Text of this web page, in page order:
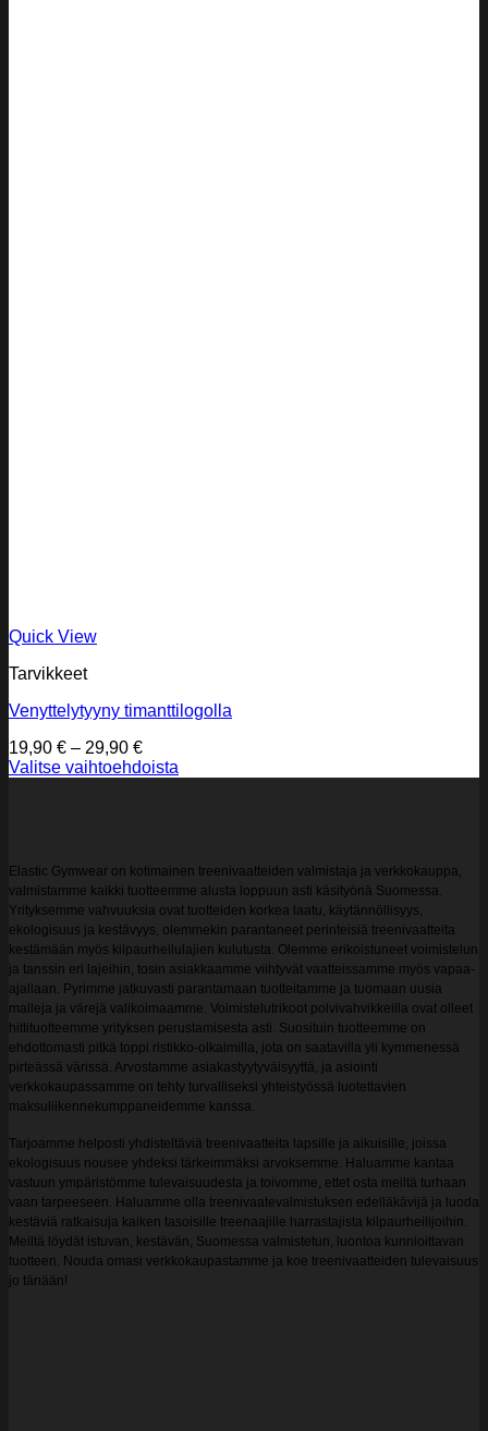
Quick View
Tarvikkeet
Venyttelytyyny timanttilogolla
19,90 € – 29,90 €Hintaluokka:
19,90 €
Valitse vaihtoehdoista
muunnelma.
Voit
tehdä
valinnat
tuotteen
sivulla.
Elastic Gymwear on kotimainen treenivaatteiden valmistaja ja verkkokauppa,
valmistamme kaikki tuotteemme alusta loppuun asti käsityönä Suomessa.
Yrityksemme vahvuuksia ovat tuotteiden korkea laatu, käytännöllisyys,
ekologisuus ja kestävyys, olemmekin parantaneet perinteisiä treenivaatteita
kestämään myös kilpaurheilulajien kulutusta. Olemme erikoistuneet voimistelun
ja tanssin eri lajeihin, tosin asiakkaamme viihtyvät vaatteissamme myös vapaa-
ajallaan. Pyrimme jatkuvasti parantamaan tuotteitamme ja tuomaan uusia
malleja ja värejä valikoimaamme. Voimistelutrikoot polvivahvikkeilla ovat olleet
hittituotteemme yrityksen perustamisesta asti. Suosituin tuotteemme on
ehdottomasti pitkä toppi ristikko-olkaimilla, jota on saatavilla yli kymmenessä
pirteässä värissä. Arvostamme asiakastyytyväisyyttä, ja asiointi
verkkokaupassamme on tehty turvalliseksi yhteistyössä luotettavien
maksuliikennekumppaneidemme kanssa.
Tarjoamme helposti yhdisteltäviä treenivaatteita lapsille ja aikuisille, joissa
ekologisuus nousee yhdeksi tärkeimmäksi arvoksemme. Haluamme kantaa
vastuun ympäristömme tulevaisuudesta ja toivomme, ettet osta meiltä turhaan
vaan tarpeeseen. Haluamme olla treenivaatevalmistuksen edelläkävijä ja luoda
kestäviä ratkaisuja kaiken tasoisille treenaajille harrastajista kilpaurheilijoihin.
Meiltä löydät istuvan, kestävän, Suomessa valmistetun, luontoa kunnioittavan
tuotteen. Nouda omasi verkkokaupastamme ja koe treenivaatteiden tulevaisuus
jo tänään!